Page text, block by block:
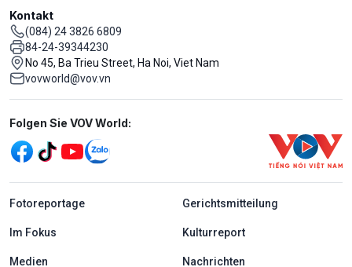
Kontakt
(084) 24 3826 6809
84-24-39344230
No 45, Ba Trieu Street, Ha Noi, Viet Nam
vovworld@vov.vn
Mạng xã hội
Folgen Sie VOV World:
menu footer tiếng Đức
Fotoreportage Gerichtsmitteilung
Im Fokus Kulturreport
Medien Nachrichten